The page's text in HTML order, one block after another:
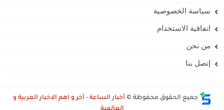
سياسة الخصوصية
اتفاقية الاستخدام
من نحن
إتصل بنا
جميع الحقوق محفوظة © أخبار الساعة - آخر و اهم الاخبار العربية و